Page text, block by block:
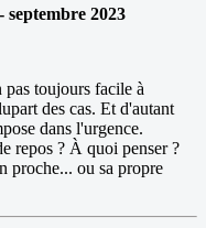
septembre 2023
pas toujours facile à
des cas. Et d'autant
dans l'urgence.
repos ? À quoi penser ?
proche... ou sa propre